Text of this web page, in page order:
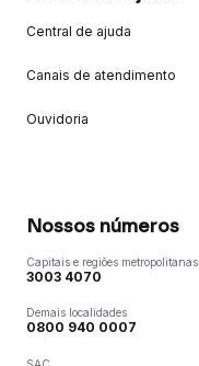
Central de ajuda
Canais de atendimento
Ouvidoria
Nossos números
Capitais e regiões metropolitanas
3003 4070
Demais localidades
0800 940 0007